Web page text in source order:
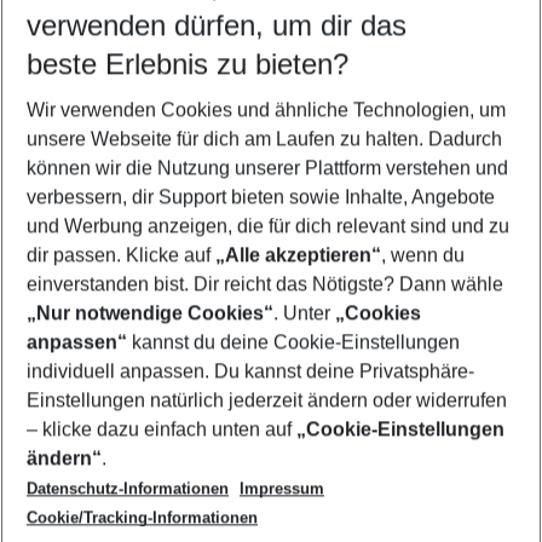
Wähle deinen Reisezeitraum
5-8 Nächte
2 Erwachsene Keine Kinder
Mehr Filter anzeigen
Footer
Footer navigation
Über uns
AGB
Bestpreisgarantie
Cookie-Einstellungen ändern
Cookie-Richtlinie
Agenturbetreuung
Barrierefreies Reisen
Folge uns
verwenden dürfen, um dir das
beste Erlebnis zu bieten?
Wir verwenden Cookies und ähnliche Technologien, um
unsere Webseite für dich am Laufen zu halten. Dadurch
können wir die Nutzung unserer Plattform verstehen und
verbessern, dir Support bieten sowie Inhalte, Angebote
und Werbung anzeigen, die für dich relevant sind und zu
dir passen. Klicke auf „Alle akzeptieren“, wenn du
einverstanden bist. Dir reicht das Nötigste? Dann wähle
„Nur notwendige Cookies“. Unter „Cookies
anpassen“ kannst du deine Cookie-Einstellungen
individuell anpassen. Du kannst deine Privatsphäre-
Einstellungen natürlich jederzeit ändern oder widerrufen
– klicke dazu einfach unten auf „Cookie-Einstellungen
ändern“.
Datenschutz-Informationen
Impressum
Cookie/Tracking-Informationen